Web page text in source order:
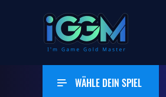
WÄHLE DEIN SPIEL